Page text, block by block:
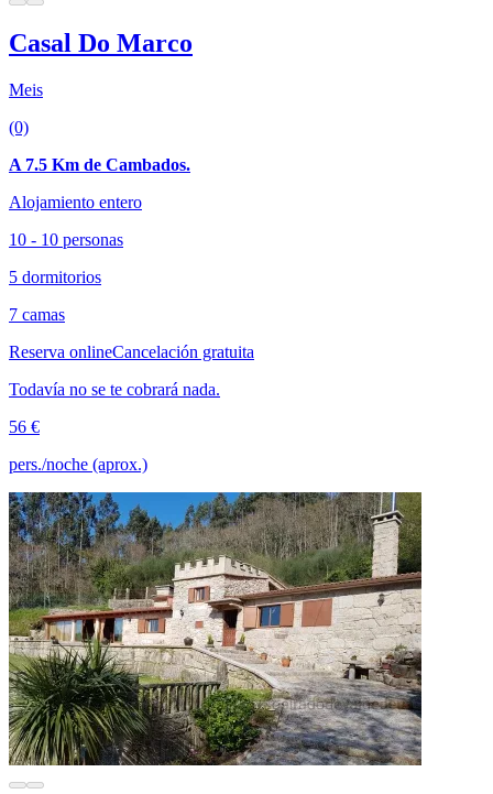
Casal Do Marco
Meis
(0)
A 7.5 Km de Cambados.
Alojamiento entero
10 - 10 personas
5 dormitorios
7 camas
Reserva onlineCancelación gratuita
Todavía no se te cobrará nada.
56 €
pers./noche (aprox.)